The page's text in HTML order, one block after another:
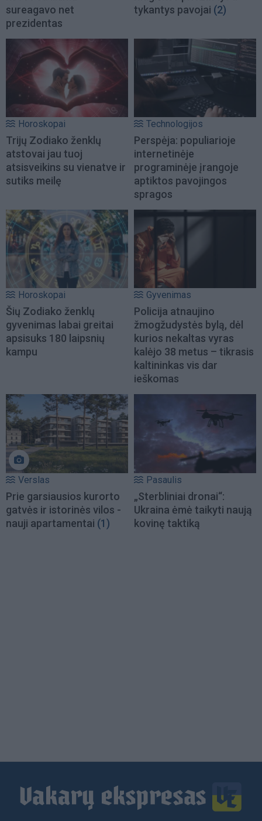
sureagavo net
prezidentas
tykantys pavojai (2)
Horoskopai
Trijų Zodiako ženklų
atstovai jau tuoj
atsisveikins su vienatve ir
sutiks meilę
Technologijos
Perspėja: populiarioje
internetinėje
programinėje įrangoje
aptiktos pavojingos
spragos
Horoskopai
Šių Zodiako ženklų
gyvenimas labai greitai
apsisuks 180 laipsnių
kampu
Gyvenimas
Policija atnaujino
žmogžudystės bylą, dėl
kurios nekaltas vyras
kalėjo 38 metus – tikrasis
kaltininkas vis dar
ieškomas
Verslas
Prie garsiausios kurorto
gatvės ir istorinės vilos -
nauji apartamentai (1)
Pasaulis
„Sterbliniai dronai“:
Ukraina ėmė taikyti naują
kovinę taktiką